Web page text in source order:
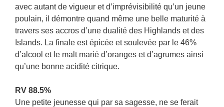
avec autant de vigueur et d’imprévisibilité qu’un jeune
poulain, il démontre quand même une belle maturité à
travers ses accros d’une dualité des Highlands et des
Islands. La finale est épicée et soulevée par le 46%
d’alcool et le malt marié d’oranges et d’agrumes ainsi
qu’une bonne acidité citrique.
RV 88.5%
Une petite jeunesse qui par sa sagesse, ne se ferait